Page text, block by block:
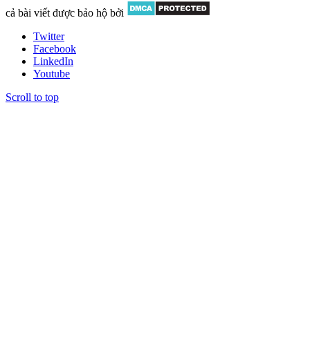
cả bài viết được bảo hộ bởi
Twitter
Facebook
LinkedIn
Youtube
Scroll to top